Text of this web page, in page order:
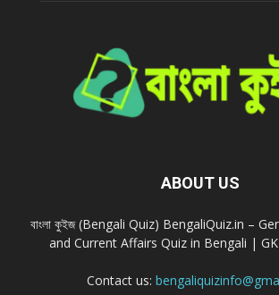
ABOUT US
বাংলা কুইজ (Bengali Quiz) BengaliQuiz.in –
and Current Affairs Quiz in Bengali |
Contact us: